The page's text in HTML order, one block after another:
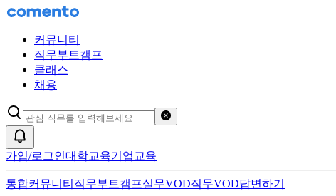
커뮤니티
직무부트캠프
클래스
채용
가입/로그인대학교육기업교육
통합커뮤니티 직무부트캠프실무VOD직무VOD답변하기